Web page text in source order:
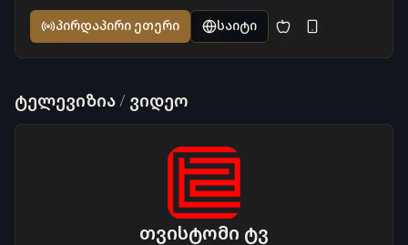
პირდაპირი ეთერი საიტი
ტელევიზია / ვიდეო
თვისტომი ტვ